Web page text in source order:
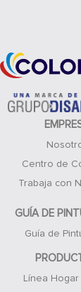
Centro de
Trabaja con
GUÍA DE
Guía de
Línea Hogar